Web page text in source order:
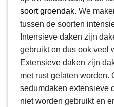
soort groendak. We
tussen de soorten
Intensieve daken zijn
gebruikt en dus ook veel
Extensieve daken zijn
met rust gelaten worden.
sedumdaken extensieve
niet worden gebruikt en